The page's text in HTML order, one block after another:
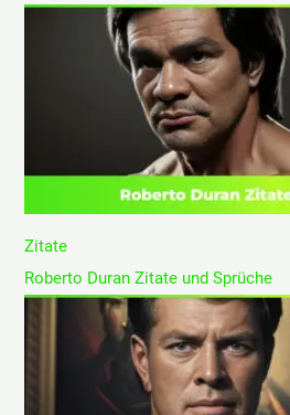
Zitate
Roberto Duran Zitate und Sprüche